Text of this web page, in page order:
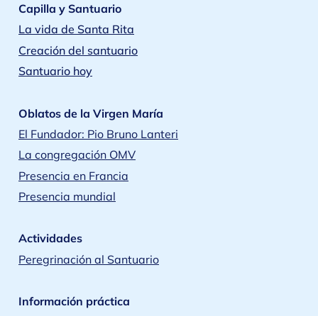
Capilla y Santuario
La vida de Santa Rita
Creación del santuario
Santuario hoy
Oblatos de la Virgen María
El Fundador: Pio Bruno Lanteri
La congregación OMV
Presencia en Francia
Presencia mundial
Actividades
Peregrinación al Santuario
Información práctica